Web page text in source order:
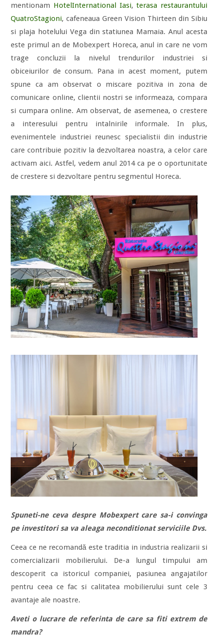
mentionam HotelInternational Iasi,terasa restaurantului
QuatroStagioni, cafeneaua Green Vision Thirteen din Sibiu
si plaja hotelului Vega din statiunea Mamaia. Anul acesta
este primul an de Mobexpert Horeca, anul in care ne vom
trage concluzii la nivelul trendurilor industriei si
obiceiurilor de consum. Pana in acest moment, putem
spune ca am observat o miscare pozitiva in zona de
comunicare online, clientii nostri se informeaza, compara
si cumpara online. Am observat, de asemenea, o crestere
a interesului pentru intalnirile informale. In plus,
evenimentele industriei reunesc specialistii din industrie
care contribuie pozitiv la dezvoltarea noastra, a celor care
activam aici. Astfel, vedem anul 2014 ca pe o oportunitate
de crestere si dezvoltare pentru segmentul Horeca.
Spuneti-ne ceva despre Mobexpert care sa-i convinga
pe investitori sa va aleaga neconditionat serviciile Dvs.
Ceea ce ne recomandă este traditia in industria realizarii si
comercializarii mobilierului. De-a lungul timpului am
descoperit ca istoricul companiei, pasiunea angajatilor
pentru ceea ce fac si calitatea mobilierului sunt cele 3
avantaje ale noastre.
Aveti o lucrare de referinta de care sa fiti extrem de
mandra?